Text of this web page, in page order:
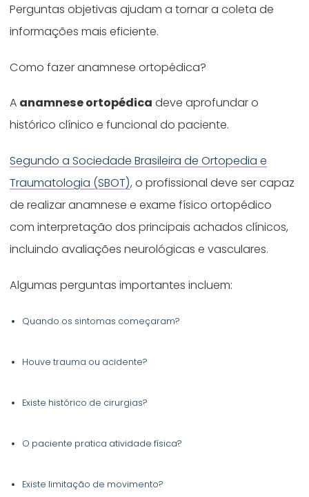
Perguntas objetivas ajudam a tornar a coleta de
informações mais eficiente.
Como fazer anamnese ortopédica?
A anamnese ortopédica deve aprofundar o
histórico clínico e funcional do paciente.
Segundo a Sociedade Brasileira de Ortopedia e
Traumatologia (SBOT), o profissional deve ser capaz
de realizar anamnese e exame físico ortopédico
com interpretação dos principais achados clínicos,
incluindo avaliações neurológicas e vasculares.
Algumas perguntas importantes incluem:
Quando os sintomas começaram?
Houve trauma ou acidente?
Existe histórico de cirurgias?
O paciente pratica atividade física?
Existe limitação de movimento?